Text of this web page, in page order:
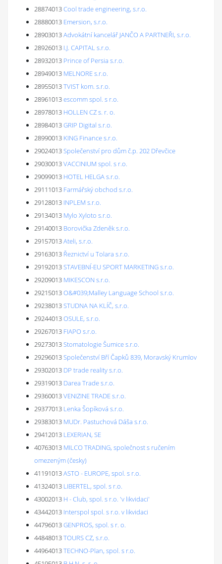
28874013Cool trade engineering, s.r.o.
28880013 Emersion, s.r.o.
28903013Advokátní kancelář JANČO A PARTNEŘI, s.r.o.
28926013 I.J. CAPITAL s.r.o.
28932013 Prince of Persia s.r.o.
28949013 MELNORE s.r.o.
28955013TVIST kom. s.r.o.
28961013escomm spol. s r.o.
28978013 HOLLEN CZ s. r. o.
28984013GRIP Digital s.r.o.
28990013 KING Finance s.r.o.
29024013Společenství pro dům č.p. 202 Dřevčice
29030013VACCINIUM spol. s r.o.
29099013 HOTEL HELGA s.r.o.
29111013 Farmářský obchod s.r.o.
29128013 INPLEM s.r.o.
29134013 Mylo Xyloto s.r.o.
29140013 Borovička Zdeněk s.r.o.
29157013Ateli, s.r.o.
29163013 Řeznictví u Tolara s.r.o.
29192013STAVEBNÍ-EU SPORT MARKETING s.r.o.
29209013 MIKESCON s.r.o.
29215013O&#039;Malley Language School s.r.o.
29238013STUDNA NA KLÍČ, s.r.o.
29244013OSULE, s.r.o.
29267013 FIAPO s.r.o.
29273013Stomatologie Šumice s.r.o.
29296013Společenství Bří Čapků 839, Moravský Krumlov
29302013 DP trade reality s.r.o.
29319013 Darea Trade s.r.o.
29360013VENIZINE TRADE s.r.o.
29377013 Lenka Šopíková s.r.o.
29383013 MUDr. Pastuchová Dáša s.r.o.
29412013 LEXERIAN, SE
40763013 MILCO TRADING, společnost s ručením
omezeným (česky)
41191013ASTO - EUROPE, spol. s r.o.
41324013 LIBERTEL, spol. s r.o.
43002013 H - Club, spol. s r.o. 'v likvidaci'
43442013 Interspol spol. s r.o. v likvidaci
44796013GENPROS, spol. s r. o.
44848013TOURS CZ, s.r.o.
44964013TECHNO-Plan, spol. s r.o.